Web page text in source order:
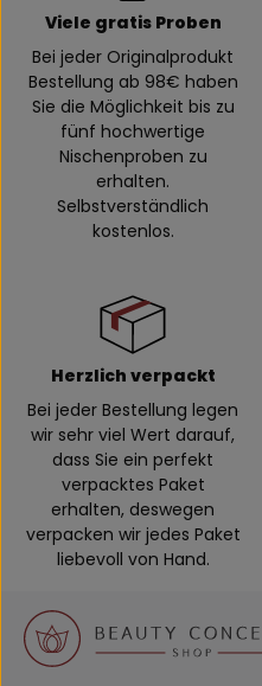
Viele gratis Proben
Bei jeder Originalprodukt
Bestellung ab 98€ haben
Sie die Möglichkeit bis zu
fünf hochwertige
Nischenproben zu
erhalten.
Selbstverständlich
kostenlos.
Herzlich verpackt
Bei jeder Bestellung legen
wir sehr viel Wert darauf,
dass Sie ein perfekt
verpacktes Paket
erhalten, deswegen
verpacken wir jedes Paket
liebevoll von Hand.